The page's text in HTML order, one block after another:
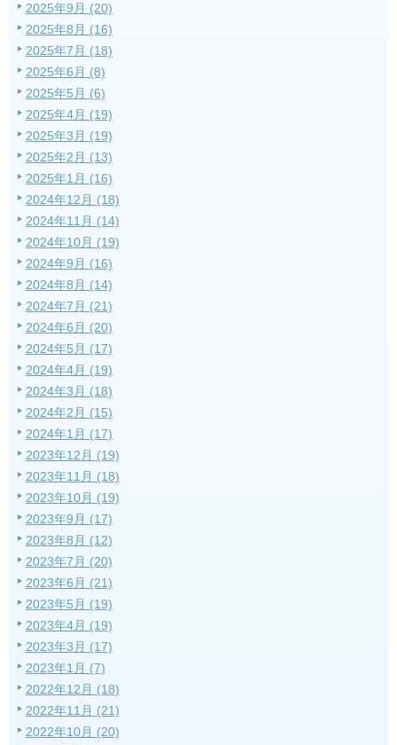
2025年9月 (20)
2025年8月 (16)
2025年7月 (18)
2025年6月 (8)
2025年5月 (6)
2025年4月 (19)
2025年3月 (19)
2025年2月 (13)
2025年1月 (16)
2024年12月 (18)
2024年11月 (14)
2024年10月 (19)
2024年9月 (16)
2024年8月 (14)
2024年7月 (21)
2024年6月 (20)
2024年5月 (17)
2024年4月 (19)
2024年3月 (18)
2024年2月 (15)
2024年1月 (17)
2023年12月 (19)
2023年11月 (18)
2023年10月 (19)
2023年9月 (17)
2023年8月 (12)
2023年7月 (20)
2023年6月 (21)
2023年5月 (19)
2023年4月 (19)
2023年3月 (17)
2023年1月 (7)
2022年12月 (18)
2022年11月 (21)
2022年10月 (20)